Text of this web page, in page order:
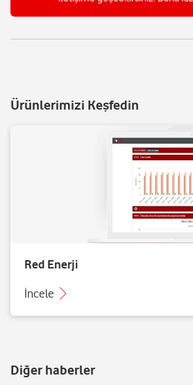
Ürünlerimizi Keşfedin
Red Enerji
İncele
Diğer haberler